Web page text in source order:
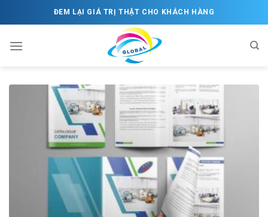
to
ĐEM LẠI GIÁ TRỊ THẬT CHO KHÁCH HÀNG